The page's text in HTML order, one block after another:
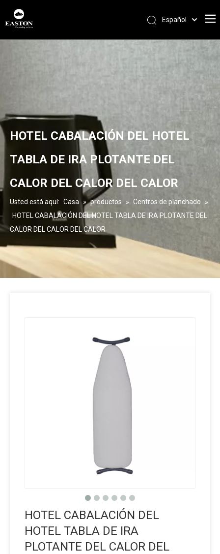
Español
Pусский
Français
English
HOTEL CABALACIÓN DEL HOTEL
TABLA DE IRA PLOTANTE DEL
CALOR DEL CALOR DEL CALOR
Usted está aquí: Casa » productos » Centros de planchado
»
HOTEL CABALACIÓN DEL HOTEL TABLA DE IRA PLOTANTE DEL
CALOR DEL CALOR DEL CALOR
HOTEL CABALACIÓN DEL
HOTEL TABLA DE IRA
PLOTANTE DEL CALOR DEL